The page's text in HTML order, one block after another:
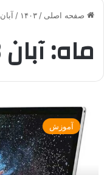
صفحه اصلی / ۱۴۰۳ / آبان
ماه:آبان 1403
مشخصات
سرفیس
بررسی
آموزش